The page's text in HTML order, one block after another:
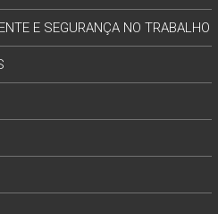
E SEGURANÇA NO TRABALHO